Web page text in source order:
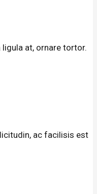
at, ornare tortor.
ac facilisis est